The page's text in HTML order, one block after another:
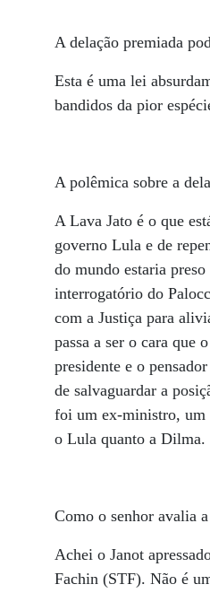
A delação premiada
Esta é uma lei
bandidos da pior
A polêmica sobre a
A Lava Jato é o que
governo Lula e de
do mundo estaria
interrogatório do
com a Justiça para
passa a ser o cara que
presidente e o
de salvaguardar a
foi um ex-ministro, um
o Lula quanto a Dilma.
Como o senhor avalia
Achei o Janot
Fachin (STF). Não é